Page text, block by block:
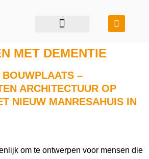
MET DEMENTIE
–
ARCHITECTUUR OP
NIEUW MANRESAHUIS IN
om te ontwerpen voor mensen die